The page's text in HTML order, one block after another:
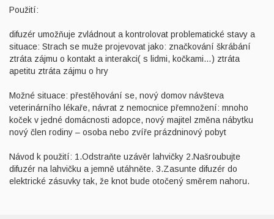
Použití:
difuzér umožňuje zvládnout a kontrolovat problematické stavy a
situace: Strach se muže projevovat jako: značkování škrábání
ztráta zájmu o kontakt a interakci( s lidmi, kočkami…) ztráta
apetitu ztráta zájmu o hry
Možné situace: přestěhování se, nový domov návšteva
veterinárního lékaře, návrat z nemocnice přemnožení: mnoho
koček v jedné domácnosti adopce, nový majitel změna nábytku
nový člen rodiny – osoba nebo zvíře prázdninový pobyt
Návod k použití: 1.Odstraňte uzávěr lahvičky 2.Našroubujte
difuzér na lahvičku a jemně utáhněte. 3.Zasunte difuzér do
elektrické zásuvky tak, že knot bude otočený směrem nahoru.